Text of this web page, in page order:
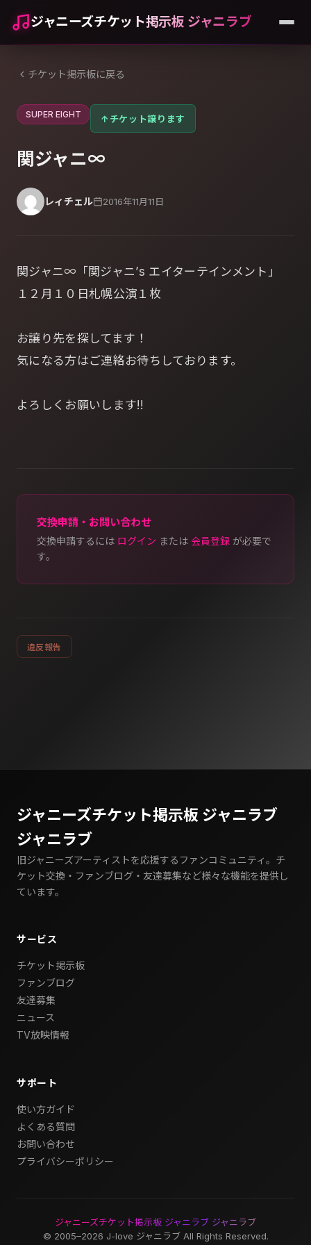
ジャニーズチケット掲示板 ジャニラブ
チケット掲示板に戻る
SUPER EIGHT ↑ チケット譲ります
関ジャニ∞
レィチェル 2016年11月11日
関ジャニ∞「関ジャニ’s エイターテインメント」
１２月１０日札幌公演１枚
お譲り先を探してます！
気になる方はご連絡お待ちしております。
よろしくお願いします!!
交換申請・お問い合わせ
交換申請するには ログイン または 会員登録 が必要で
す。
違反報告
ジャニーズチケット掲示板 ジャニラブ
ジャニラブ
旧ジャニーズアーティストを応援するファンコミュニティ。チ
ケット交換・ファンブログ・友達募集など様々な機能を提供し
ています。
サービス
チケット掲示板
ファンブログ
友達募集
ニュース
TV放映情報
サポート
使い方ガイド
よくある質問
お問い合わせ
プライバシーポリシー
ジャニーズチケット掲示板 ジャニラブ ジャニラブ
© 2005–2026 J-love ジャニラブ All Rights Reserved.